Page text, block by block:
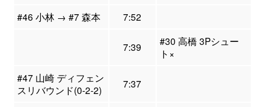
#46 小林 → #7 森本 7:52
7:39
#30 高橋 3Pシュー
ト×
#47 山崎 ディフェン
スリバウンド(0-2-2)
7:37